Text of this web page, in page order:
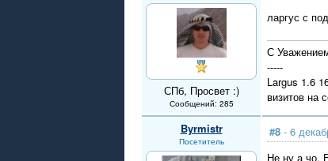
СПб, Просвет :)
Сообщений: 285
ларгус с
С
-----
Largus 1.6
визитов на
Byrmistr
Посетитель
#8 - 6
Не ну а чо.